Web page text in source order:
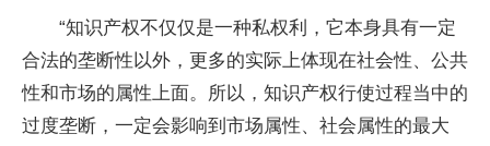
“知识产权不仅仅是一种私权利，它本身具有一定
合法的垄断性以外，更多的实际上体现在社会性、公共
性和市场的属性上面。所以，知识产权行使过程当中的
过度垄断，一定会影响到市场属性、社会属性的最大